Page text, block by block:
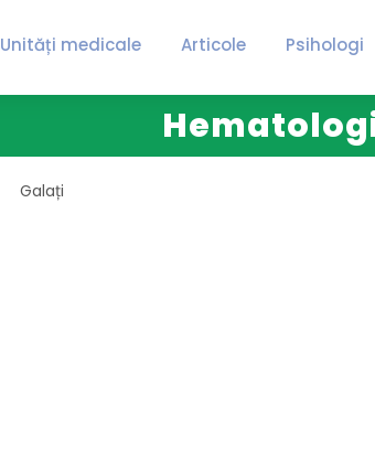
Unități medicale Articole Psihologi
Galați